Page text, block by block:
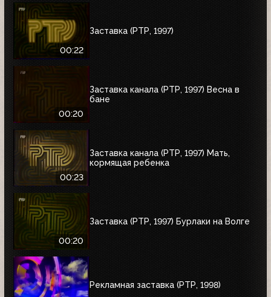
00:22
Заставка (РТР, 1997)
00:20
Заставка канала (РТР, 1997) Весна в
бане
00:23
Заставка канала (РТР, 1997) Мать,
кормящая ребенка
00:20
Заставка (РТР, 1997) Бурлаки на Волге
Рекламная заставка (РТР, 1998)